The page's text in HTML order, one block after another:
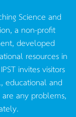
Science and
a non-profit
developed
resources in
invites visitors
educational and
any problems,